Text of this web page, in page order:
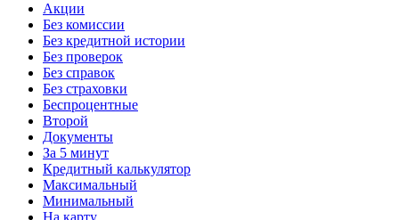
Акции
Без комиссии
Без кредитной истории
Без проверок
Без справок
Без страховки
Беспроцентные
Второй
Документы
За 5 минут
Кредитный калькулятор
Максимальный
Минимальный